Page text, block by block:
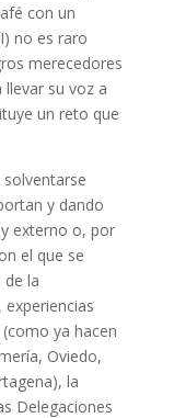
con un
no es raro
merecedores
llevar su voz a
un reto que
y dando
externo o, por
el que se
la
ya hacen
Oviedo,
la
Delegaciones